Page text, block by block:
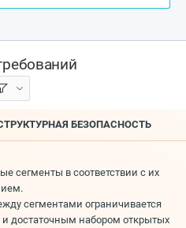
БЕЗОПАСНОСТЬ
сегменты в соответствии с их
сегментами ограничивается
достаточным набором открытых